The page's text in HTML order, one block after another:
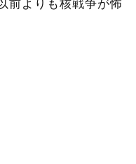
前よりも核戦争が怖